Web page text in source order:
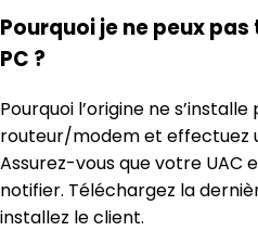
Pourquoi je ne peux
PC ?
Pourquoi l’origine ne
routeur/modem et effectuez
Assurez-vous que votre UAC
notifier. Téléchargez la
installez le client.